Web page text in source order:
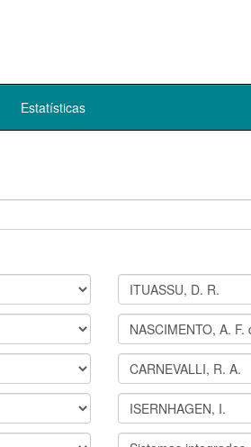
Estatísticas